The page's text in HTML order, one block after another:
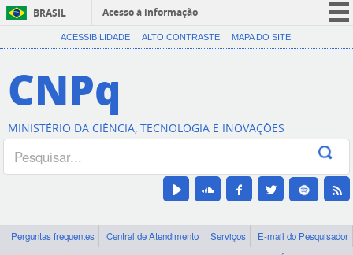
BRASIL
Acesso à informação
CORONAVÍRUS (COVID-19)
Canais
ACESSIBILIDADE ALTO CONTRASTE MAPA DO SITE
CNPq
MINISTÉRIO DA CIÊNCIA, TECNOLOGIA E INOVAÇÕES
Perguntas frequentes Central de Atendimento Serviços
E-mail do Pesquisador